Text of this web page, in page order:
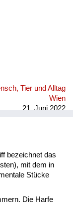
Tier und Alltag
Wien
21. Juni 2022
bezeichnet das
mit dem in
Stücke
Die Harfe